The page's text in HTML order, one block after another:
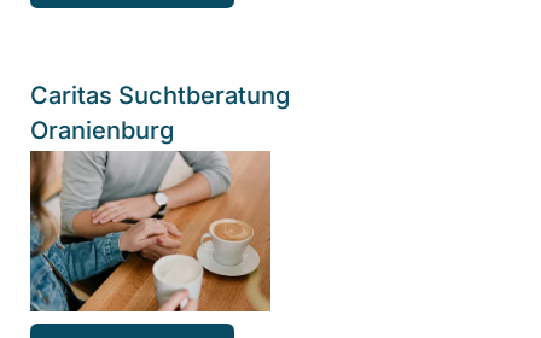
Caritas Suchtberatung
Oranienburg